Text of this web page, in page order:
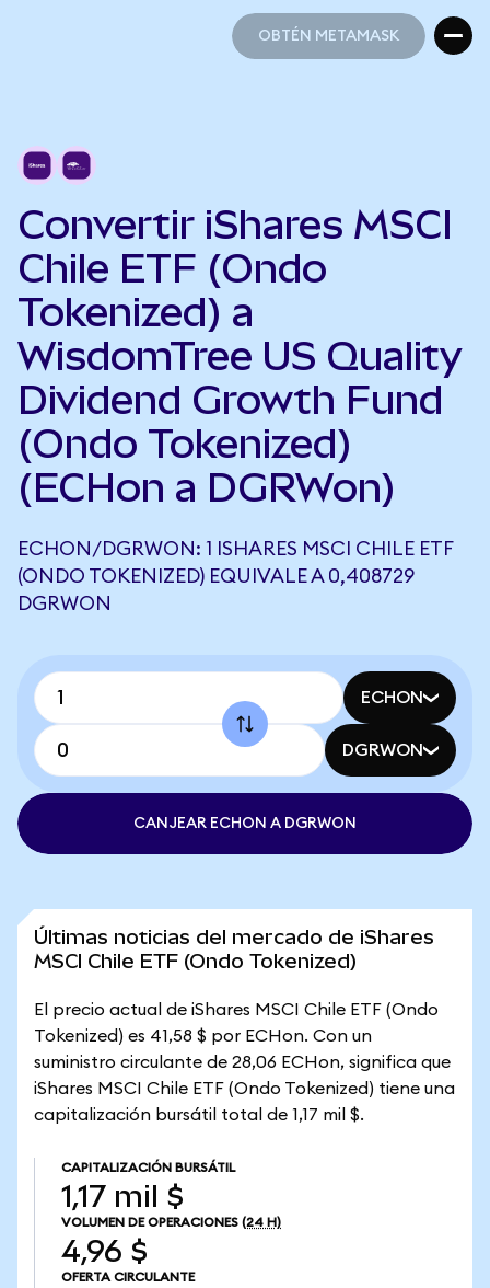
OBTÉN METAMASK
Convertir iShares MSCI
Chile ETF (Ondo
Tokenized) a
WisdomTree US Quality
Dividend Growth Fund
(Ondo Tokenized)
(ECHon a DGRWon)
ECHON/DGRWON: 1 ISHARES MSCI CHILE ETF
(ONDO TOKENIZED) EQUIVALE A 0,408729
DGRWON
ECHON
DGRWON
CANJEAR ECHON A DGRWON
Últimas noticias del mercado de iShares
MSCI Chile ETF (Ondo Tokenized)
El precio actual de iShares MSCI Chile ETF (Ondo
Tokenized) es 41,58 $ por ECHon. Con un
suministro circulante de 28,06 ECHon, significa que
iShares MSCI Chile ETF (Ondo Tokenized) tiene una
capitalización bursátil total de 1,17 mil $.
CAPITALIZACIÓN BURSÁTIL
1,17 mil $
VOLUMEN DE OPERACIONES (24 H)
4,96 $
OFERTA CIRCULANTE